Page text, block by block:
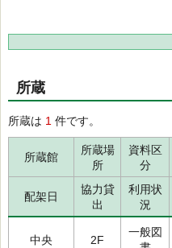
所蔵
所蔵は 1 件です。
所蔵館
所蔵場
所
資料区
分
配架日
協力貸
出
利用状
況
中央 2F
一般図